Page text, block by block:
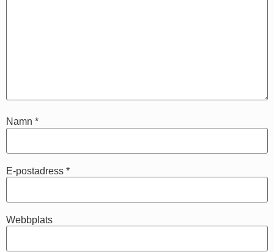
Namn *
E-postadress *
Webbplats